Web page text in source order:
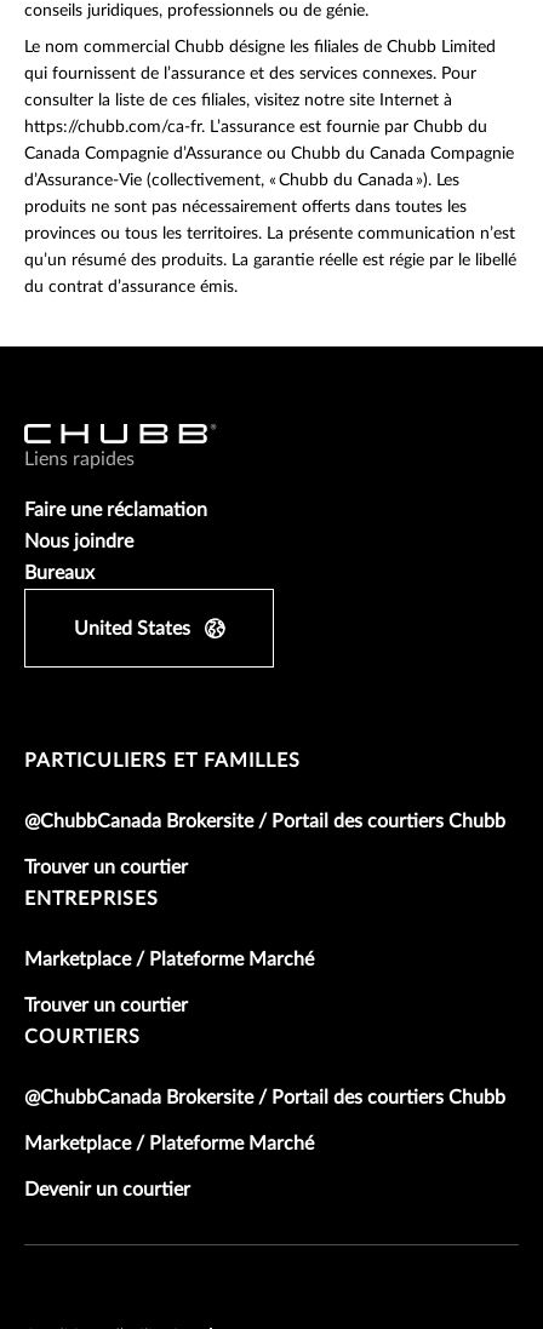
conseils juridiques, professionnels ou de génie.
Le nom commercial Chubb désigne les filiales de Chubb Limited
qui fournissent de l’assurance et des services connexes. Pour
consulter la liste de ces filiales, visitez notre site Internet à
https://chubb.com/ca-fr. L’assurance est fournie par Chubb du
Canada Compagnie d’Assurance ou Chubb du Canada Compagnie
d’Assurance-Vie (collectivement, « Chubb du Canada »). Les
produits ne sont pas nécessairement offerts dans toutes les
provinces ou tous les territoires. La présente communication n’est
qu’un résumé des produits. La garantie réelle est régie par le libellé
du contrat d’assurance émis.
Liens rapides
Faire une réclamation
Nous joindre
Bureaux
United States
PARTICULIERS ET FAMILLES
@ChubbCanada Brokersite / Portail des courtiers Chubb
Trouver un courtier
ENTREPRISES
Marketplace / Plateforme Marché
Trouver un courtier
COURTIERS
@ChubbCanada Brokersite / Portail des courtiers Chubb
Marketplace / Plateforme Marché
Devenir un courtier